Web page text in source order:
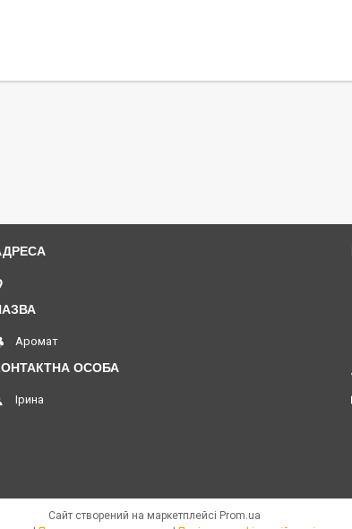
Аромат
Ірина
Сайт створений на маркетплейсі Prom.ua